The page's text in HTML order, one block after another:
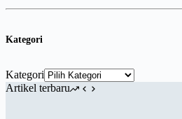
Kategori
Kategori
Artikel terbaru